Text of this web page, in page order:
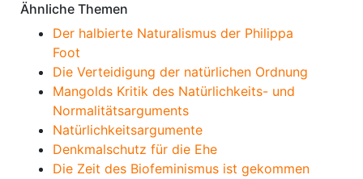
Ähnliche Themen
Der halbierte Naturalismus der Philippa
Foot
Die Verteidigung der natürlichen Ordnung
Mangolds Kritik des Natürlichkeits- und
Normalitätsarguments
Natürlichkeitsargumente
Denkmalschutz für die Ehe
Die Zeit des Biofeminismus ist gekommen